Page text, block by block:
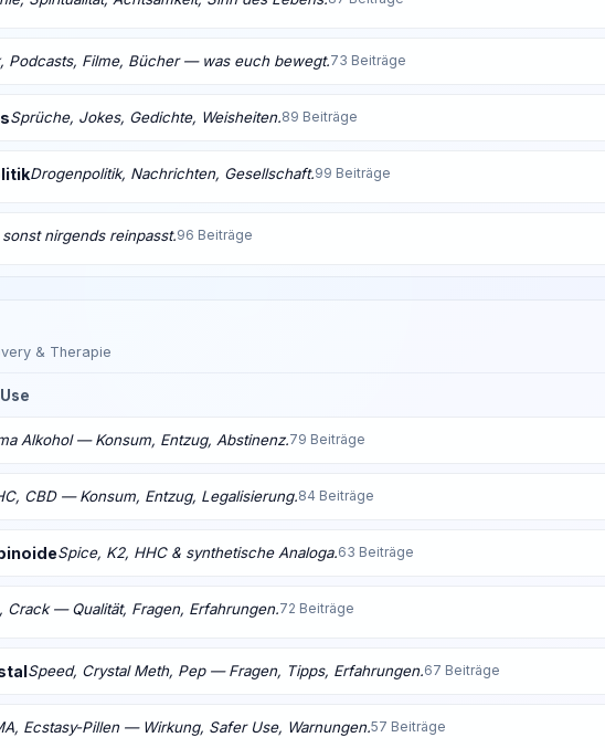
Podcasts, Filme, Bücher — was euch bewegt.73 Beiträge
Sprüche, Jokes, Gedichte, Weisheiten.89 Beiträge
Drogenpolitik, Nachrichten, Gesellschaft.99 Beiträge
nirgends reinpasst.96 Beiträge
& Therapie
Alkohol — Konsum, Entzug, Abstinenz.79 Beiträge
CBD — Konsum, Entzug, Legalisierung.84 Beiträge
Spice, K2, HHC & synthetische Analoga.63 Beiträge
Crack — Qualität, Fragen, Erfahrungen.72 Beiträge
Speed, Crystal Meth, Pep — Fragen, Tipps, Erfahrungen.67 Beiträge
Ecstasy-Pillen — Wirkung, Safer Use, Warnungen.57 Beiträge